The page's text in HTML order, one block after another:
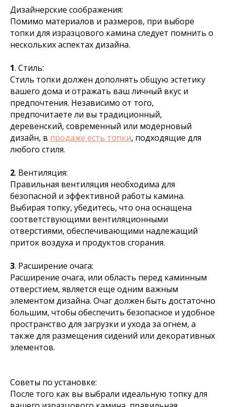
Дизайнерские соображения:
Помимо материалов и размеров, при выборе
топки для изразцового камина следует помнить о
нескольких аспектах дизайна.
1. Стиль:
Стиль топки должен дополнять общую эстетику
вашего дома и отражать ваш личный вкус и
предпочтения. Независимо от того,
предпочитаете ли вы традиционный,
деревенский, современный или модерновый
дизайн, в продаже есть топки, подходящие для
любого стиля.
2. Вентиляция:
Правильная вентиляция необходима для
безопасной и эффективной работы камина.
Выбирая топку, убедитесь, что она оснащена
соответствующими вентиляционными
отверстиями, обеспечивающими надлежащий
приток воздуха и продуктов сгорания.
3. Расширение очага:
Расширение очага, или область перед каминным
отверстием, является еще одним важным
элементом дизайна. Очаг должен быть достаточно
большим, чтобы обеспечить безопасное и удобное
пространство для загрузки и ухода за огнем, а
также для размещения сидений или декоративных
элементов.
Советы по установке:
После того как вы выбрали идеальную топку для